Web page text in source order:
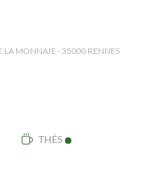
LA MONNAIE - 35000 RENNES
THÉS